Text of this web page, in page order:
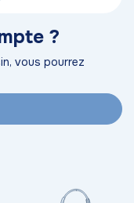
?
vous pourrez